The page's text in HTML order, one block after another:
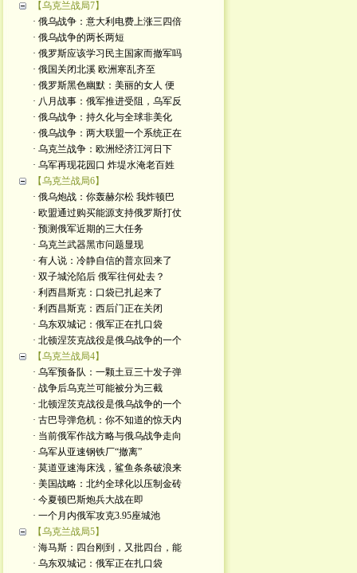
【乌克兰战局7】
· 俄乌战争：意大利电费上涨三四倍
· 俄乌战争的两长两短
· 俄罗斯应该学习民主国家而撤军吗
· 俄国关闭北溪 欧洲寒乱齐至
· 俄罗斯黑色幽默：美丽的女人 便
· 八月战事：俄军推进受阻，乌军反
· 俄乌战争：持久化与全球非美化
· 俄乌战争：两大联盟一个系统正在
· 乌克兰战争：欧洲经济江河日下
· 乌军再现花园口 炸堤水淹老百姓
【乌克兰战局6】
· 俄乌炮战：你轰赫尔松 我炸顿巴
· 欧盟通过购买能源支持俄罗斯打仗
· 预测俄军近期的三大任务
· 乌克兰武器黑市问题显现
· 有人说：冷静自信的普京回来了
· 双子城沦陷后 俄军往何处去？
· 利西昌斯克：口袋已扎起来了
· 利西昌斯克：西后门正在关闭
· 乌东双城记：俄军正在扎口袋
· 北顿涅茨克战役是俄乌战争的一个
【乌克兰战局4】
· 乌军预备队：一颗土豆三十发子弹
· 战争后乌克兰可能被分为三截
· 北顿涅茨克战役是俄乌战争的一个
· 古巴导弹危机：你不知道的惊天内
· 当前俄军作战方略与俄乌战争走向
· 乌军从亚速钢铁厂“撤离”
· 莫道亚速海床浅，鲨鱼条条破浪来
· 美国战略：北约全球化以压制金砖
· 今夏顿巴斯炮兵大战在即
· 一个月内俄军攻克3.95座城池
【乌克兰战局5】
· 海马斯：四台刚到，又批四台，能
· 乌东双城记：俄军正在扎口袋